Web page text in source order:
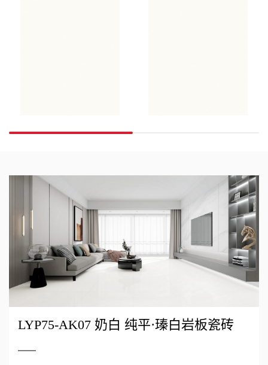
LYP75-AK07 奶白 纯平·瑧白岩板瓷砖